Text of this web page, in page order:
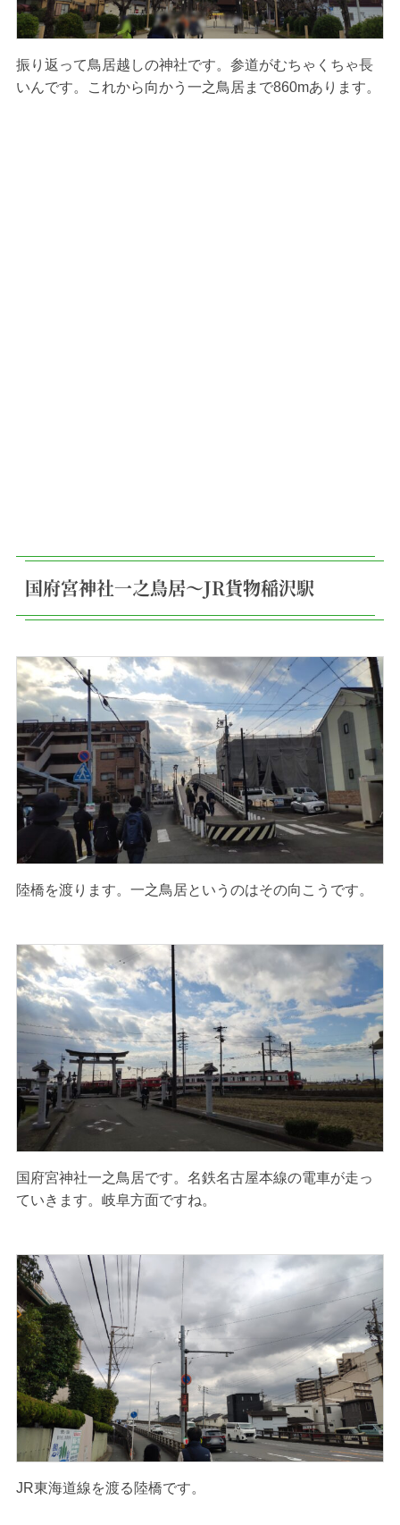
振り返って鳥居越しの神社です。参道がむちゃくちゃ長
いんです。これから向かう一之鳥居まで860mあります。
国府宮神社一之鳥居〜JR貨物稲沢駅
陸橋を渡ります。一之鳥居というのはその向こうです。
国府宮神社一之鳥居です。名鉄名古屋本線の電車が走っ
ていきます。岐阜方面ですね。
JR東海道線を渡る陸橋です。